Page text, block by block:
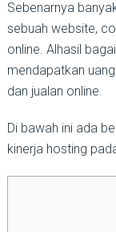
Sebenarnya
sebuah website,
online. Alhasil
mendapatkan
dan jualan online.
Di bawah ini ada
kinerja hosting